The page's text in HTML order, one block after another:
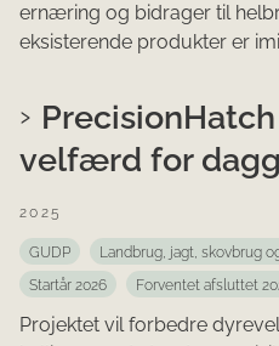
ernæring og bidrager til
eksisterende produkter er
velfærd for
2025
GUDP Landbrug, jagt, skovbrug
Startår 2026
Forventet afsluttet
Projektet vil forbedre